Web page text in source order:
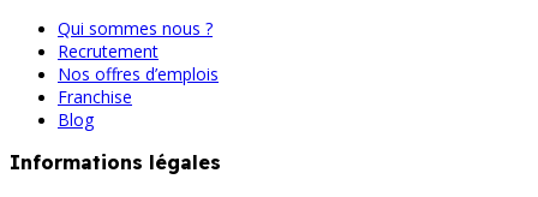
Qui sommes nous ?
Recrutement
Nos offres d’emplois
Franchise
Blog
Informations légales